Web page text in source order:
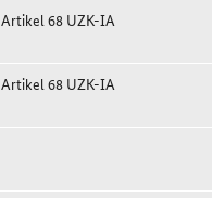
Artikel 68 UZK-IA
Artikel 68 UZK-IA